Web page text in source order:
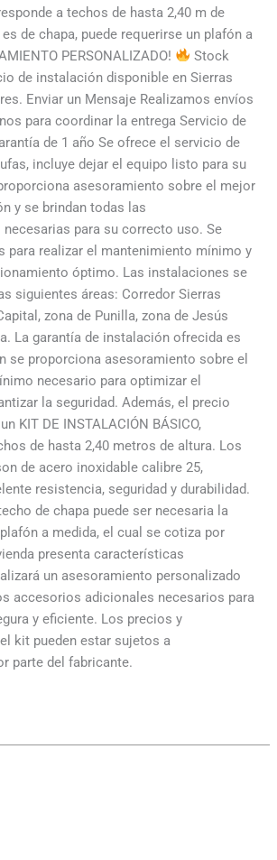
a techos de hasta 2,40 m de
de chapa, puede requerirse un plafón a
PERSONALIZADO!
Stock
de instalación disponible en Sierras
Enviar un Mensaje Realizamos envíos
para coordinar la entrega Servicio de
de 1 año Se ofrece el servicio de
incluye dejar el equipo listo para su
asesoramiento sobre el mejor
y se brindan todas las
para su correcto uso. Se
para realizar el mantenimiento mínimo y
óptimo. Las instalaciones se
siguientes áreas: Corredor Sierras
zona de Punilla, zona de Jesús
La garantía de instalación ofrecida es
se proporciona asesoramiento sobre el
necesario para optimizar el
la seguridad. Además, el precio
KIT DE INSTALACIÓN BÁSICO,
de hasta 2,40 metros de altura. Los
de acero inoxidable calibre 25,
resistencia, seguridad y durabilidad.
de chapa puede ser necesaria la
a medida, el cual se cotiza por
presenta características
un asesoramiento personalizado
accesorios adicionales necesarios para
y eficiente. Los precios y
kit pueden estar sujetos a
parte del fabricante.